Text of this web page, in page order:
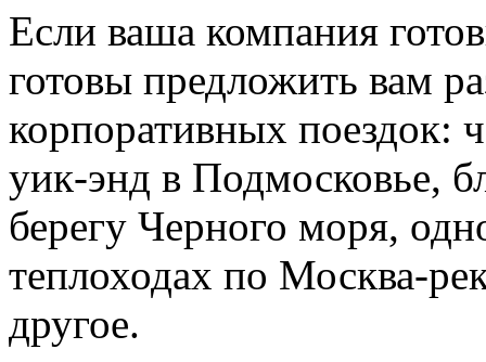
Если ваша компания
готовы предложить вам
корпоративных поездок:
уик-энд в Подмосковье,
берегу Черного моря,
теплоходах по Москва-
другое.